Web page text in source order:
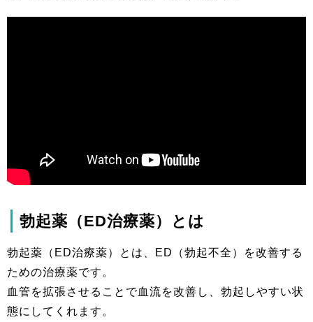
勃起薬（ED治療薬）とは
勃起薬（ED治療薬）とは、ED（勃起不全）を改善する
ための治療薬です。
血管を拡張させることで血流を改善し、勃起しやすい状
態にしてくれます。